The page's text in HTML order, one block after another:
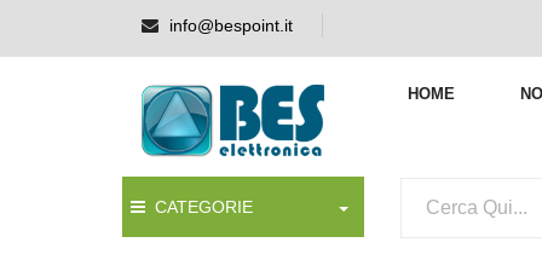
info@bespoint.it
HOME
CATEGORIE